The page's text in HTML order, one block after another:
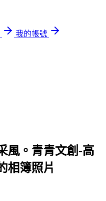
我的帳號
風。青青文創-高
相簿照片